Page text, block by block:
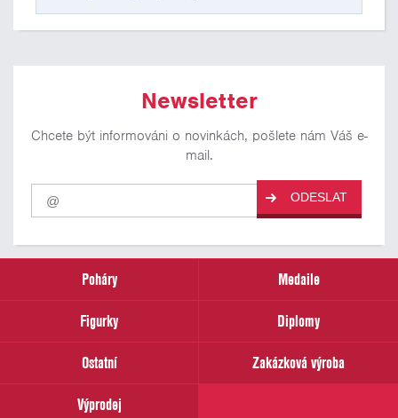
Newsletter
Chcete být informováni o novinkách, pošlete nám Váš e-
mail.
Pro
odběr
našich
email
ODESLAT
Poháry
Medaile
Figurky
Diplomy
Ostatní
Zakázková výroba
Výprodej